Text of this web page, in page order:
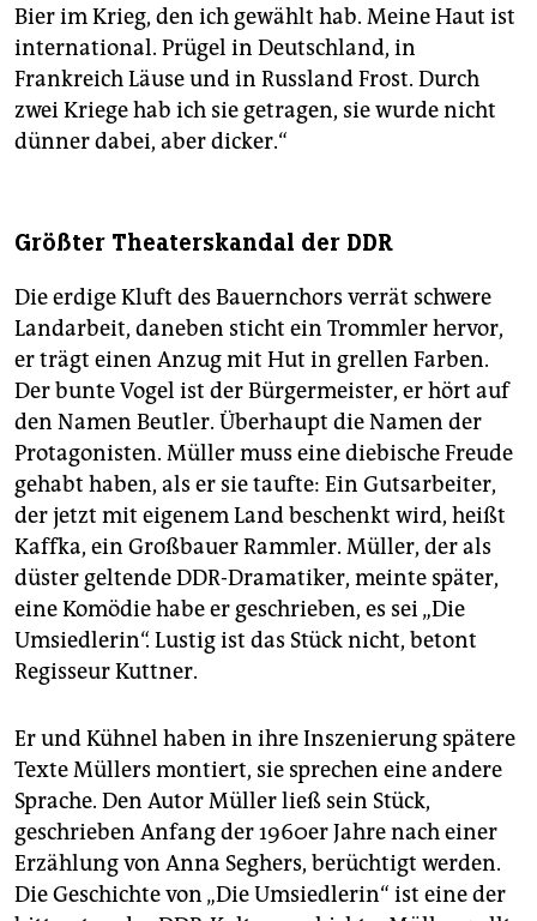
Bier im Krieg, den ich gewählt hab. Meine Haut ist
international. Prügel in Deutschland, in
Frankreich Läuse und in Russland Frost. Durch
zwei Kriege hab ich sie getragen, sie wurde nicht
dünner dabei, aber dicker.“
Größter Theaterskandal der DDR
Die erdige Kluft des Bauernchors verrät schwere
Landarbeit, daneben sticht ein Trommler hervor,
er trägt einen Anzug mit Hut in grellen Farben.
Der bunte Vogel ist der Bürgermeister, er hört auf
den Namen Beutler. Überhaupt die Namen der
Protagonisten. Müller muss eine diebische Freude
gehabt haben, als er sie taufte: Ein Gutsarbeiter,
der jetzt mit eigenem Land beschenkt wird, heißt
Kaffka, ein Großbauer Rammler. Müller, der als
düster geltende DDR-Dramatiker, meinte später,
eine Komödie habe er geschrieben, es sei „Die
Umsiedlerin“. Lustig ist das Stück nicht, betont
Regisseur Kuttner.
Er und Kühnel haben in ihre Inszenierung spätere
Texte Müllers montiert, sie sprechen eine andere
Sprache. Den Autor Müller ließ sein Stück,
geschrieben Anfang der 1960er Jahre nach einer
Erzählung von Anna ­Seghers, berüchtigt werden.
Die Geschichte von „Die Umsiedlerin“ ist eine der